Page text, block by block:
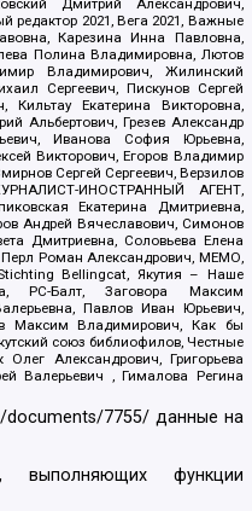
Дмитрий Александрович,
редактор 2021, Вега 2021, Важные
Карезина Инна Павловна,
Полина Владимировна, Лютов
Владимирович, Жилинский
Сергеевич, Пискунов Сергей
Кильтау Екатерина Викторовна,
Альбертович, Грезев Александр
Иванова София Юрьевна,
Викторович, Егоров Владимир
Сергей Сергеевич, Верзилов
ИНОСТРАННЫЙ АГЕНТ,
Екатерина Дмитриевна,
Андрей Вячеславович, Симонов
Дмитриевна, Соловьева Елена
Перл Роман Александрович, МЕМО,
Bellingcat, Якутия – Наше
РС-Балт, Заговора Максим
Павлов Иван Юрьевич,
Максим Владимирович, Как бы
союз библиофилов, Честные
Александрович, Григорьева
Валерьевич , Гималова Регина
documents/7755/ данные на
функции